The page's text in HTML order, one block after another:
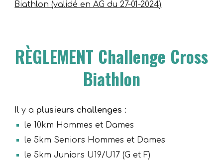
Biathlon (validé en AG du 27-01-2024)
RÈGLEMENT Challenge Cross
Biathlon
Il y a plusieurs challenges :
le 10km Hommes et Dames
le 5km Seniors Hommes et Dames
le 5km Juniors U19/U17 (G et F)